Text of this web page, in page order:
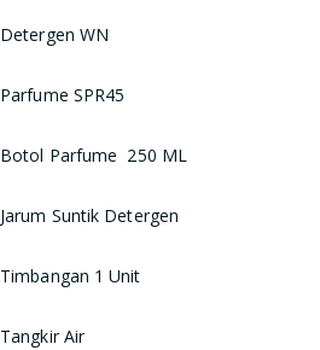
Detergen WN
Parfume SPR45
Botol Parfume 250 ML
Jarum Suntik Detergen
Timbangan 1 Unit
Tangkir Air